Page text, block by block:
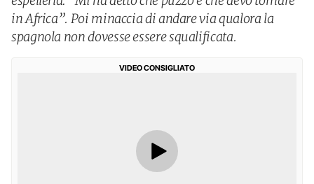
in Africa”. Poi minaccia di andare via qualora la
spagnola non dovesse essere squalificata.
VIDEO CONSIGLIATO